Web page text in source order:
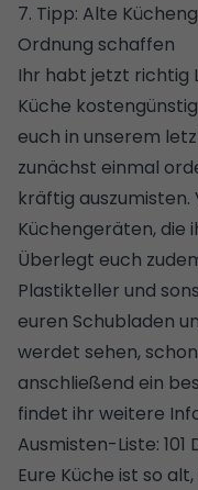
7. Tipp: Alte
Ordnung schaffen
Ihr habt jetzt richtig
Küche
euch in unserem
zunächst einmal
kräftig
Küchengeräten, die
Überlegt euch
Plastikteller und
euren Schubladen
werdet sehen,
anschließend ein
findet ihr weitere
Ausmisten-Liste: 101
Eure Küche ist so